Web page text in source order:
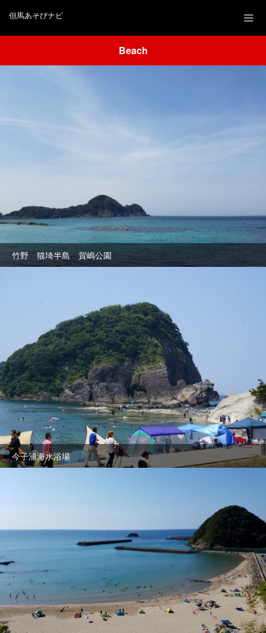
但馬あそびナビ
Beach
竹野 猫埼半島 賀嶋公園
今子浦海水浴場